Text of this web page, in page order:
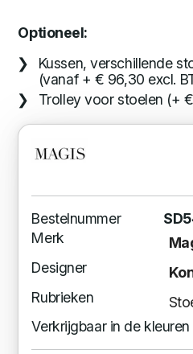
Optioneel:
Kussen, verschillende
(vanaf + € 96,30 excl.
Trolley voor stoelen (+
Bestelnummer
Merk
Designer
Rubrieken
Verkrijgbaar in de kleuren